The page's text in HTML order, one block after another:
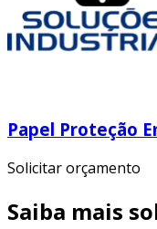
Papel Proteção
Solicitar orçamento
Saiba mais